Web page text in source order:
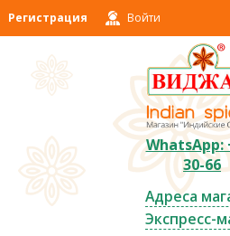
Регистрация Войти
WhatsApp:
30-66
Адреса
Экспресс-